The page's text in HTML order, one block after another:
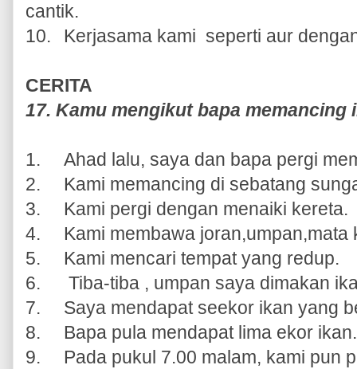
cantik.
10.
Kerjasama kami seperti aur
CERITA
17. Kamu mengikut bapa
1.
Ahad lalu, saya dan bapa pergi
2.
Kami memancing di sebatang
3.
Kami pergi dengan menaiki kereta.
4.
Kami membawa joran,umpan,mata
5.
Kami mencari tempat yang redup.
6.
Tiba-tiba , umpan saya dimakan
7.
Saya mendapat seekor ikan yang
8.
Bapa pula mendapat lima ekor ikan.
9.
Pada pukul 7.00 malam, kami pun